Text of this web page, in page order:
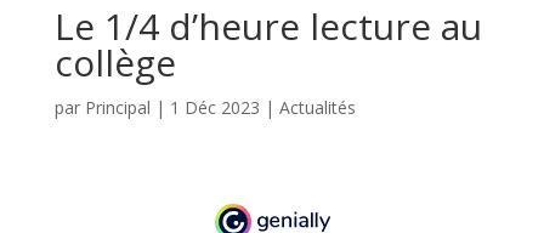
Le 1/4 d’heure lecture au
collège
par Principal | 1 Déc 2023 | Actualités